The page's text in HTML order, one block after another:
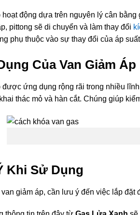
hoạt động dựa trên nguyên lý cân
pittong sẽ di chuyển và làm thay đổi
phụ thuộc vào sự thay đổi của áp
Của Van Giảm Áp
được ứng dụng rộng rãi trong nhiều
thác mỏ và hàn cắt. Chúng giúp
Khi Sử Dụng
giảm áp, cần lưu ý đến việc lắp